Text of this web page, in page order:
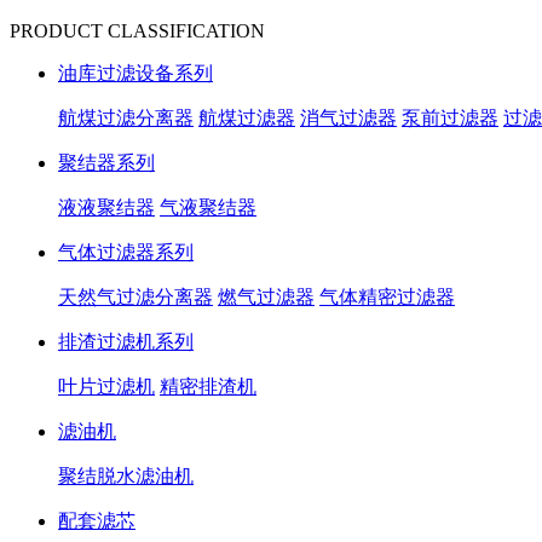
PRODUCT CLASSIFICATION
油库过滤设备系列
航煤过滤分离器 航煤过滤器 消气过滤器 泵前过滤器 过
聚结器系列
液液聚结器 气液聚结器
气体过滤器系列
天然气过滤分离器 燃气过滤器 气体精密过滤器
排渣过滤机系列
叶片过滤机 精密排渣机
滤油机
聚结脱水滤油机
配套滤芯